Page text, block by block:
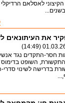
הקיצוני לאסלאם
את העיתונאים
01.03.26
חסר-התקדים נגד
השופט
בדרישה לשינוי